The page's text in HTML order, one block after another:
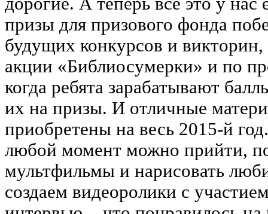
призы для призового фонда
будущих конкурсов и
акции «Библиосумерки» и по
когда ребята зарабатывают
их на призы. И отличные
приобретены на весь 2015-й
любой момент можно прийти,
мультфильмы и нарисовать
создаем видеоролики с